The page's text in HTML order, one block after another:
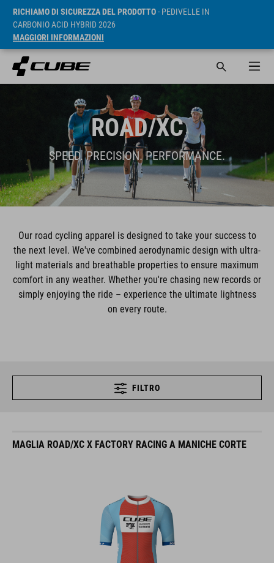
RICHIAMO DI SICUREZZA DEL PRODOTTO- PEDIVELLE IN
CARBONIO ACID HYBRID 2026
MAGGIORI INFORMAZIONI
ROAD/XC
SPEED. PRECISION. PERFORMANCE.
Our road cycling apparel is designed to take your success to
the next level. We've combined aerodynamic design with ultra-
light materials and breathable properties to ensure maximum
comfort in any weather. Whether you're chasing new records or
simply enjoying the ride – experience the ultimate lightness
on every route.
FILTRO
MAGLIA ROAD/XC X FACTORY RACING A MANICHE CORTE